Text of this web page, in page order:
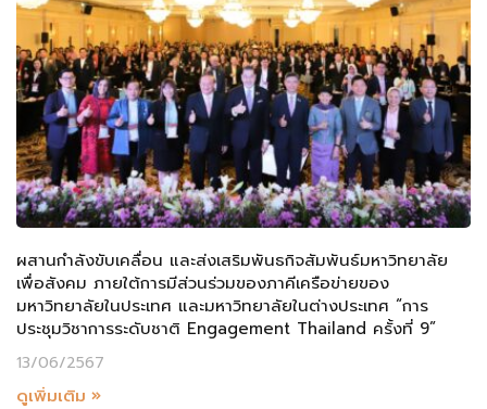
ผสานกำลังขับเคลื่อน และส่งเสริมพันธกิจสัมพันธ์มหาวิทยาลัย
เพื่อสังคม ภายใต้การมีส่วนร่วมของภาคีเครือข่ายของ
มหาวิทยาลัยในประเทศ และมหาวิทยาลัยในต่างประเทศ “การ
ประชุมวิชาการระดับชาติ Engagement Thailand ครั้งที่ 9”
13/06/2567
ดูเพิ่มเติม »